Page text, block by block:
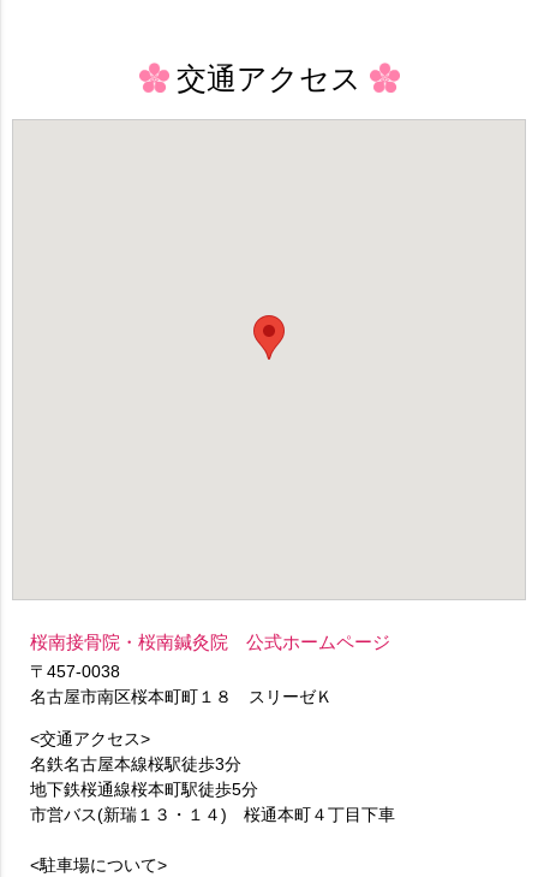
交通アクセス
桜南接骨院・桜南鍼灸院 公式ホームページ
〒457-0038
名古屋市南区桜本町町１８ スリーゼＫ
<交通アクセス>
名鉄名古屋本線桜駅徒歩3分
地下鉄桜通線桜本町駅徒歩5分
市営バス(新瑞１３・１４) 桜通本町４丁目下車
<駐車場について>